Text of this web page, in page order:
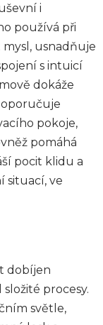
i
používá při
usnadňuje
s intuicí
dokáže
pokoje,
pomáhá
pocit klidu a
situací, ve
dobíjen
procesy.
světle,